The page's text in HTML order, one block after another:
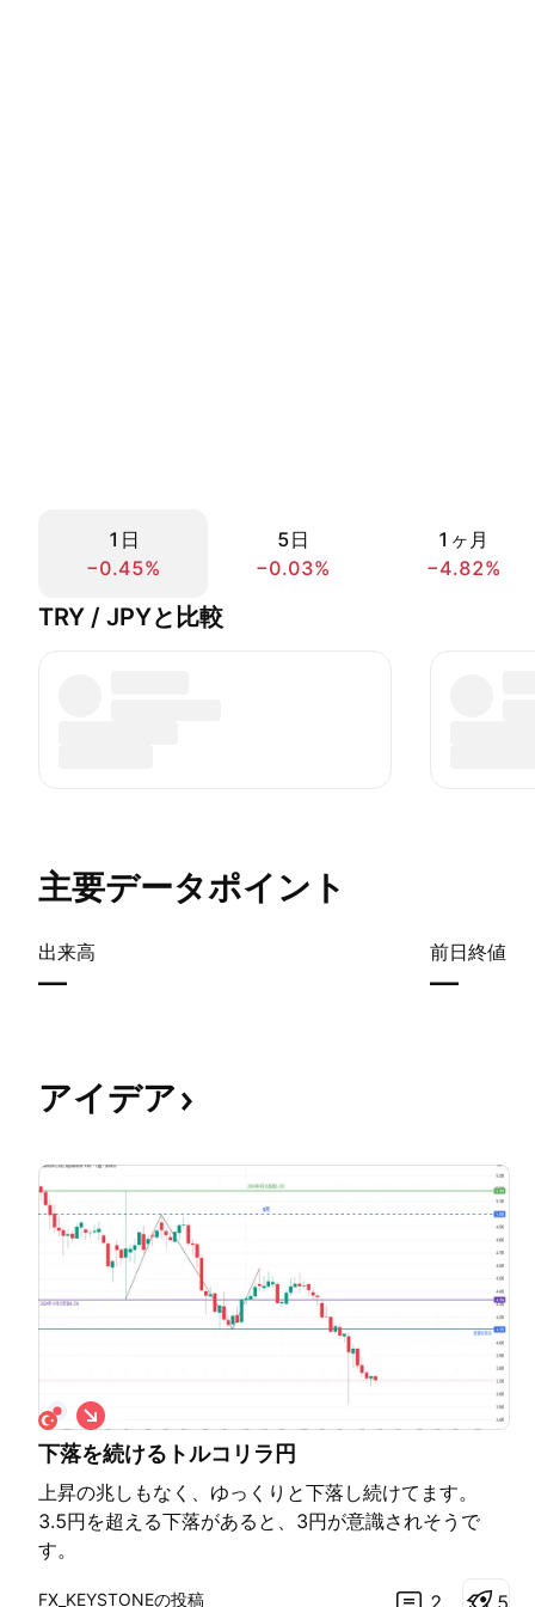
1日
−0.45%
5日
−0.03%
1ヶ月
−4.82%
TRY / JPYと比較
主要データポイント
出来高
—
前日終値
—
アイデア
下落を続けるトルコリラ円
上昇の兆しもなく、ゆっくりと下落し続けてます。
3.5円を超える下落があると、3円が意識されそうで
す。
シ
ョ
ー
FX_KEYSTONEの投稿 2 5